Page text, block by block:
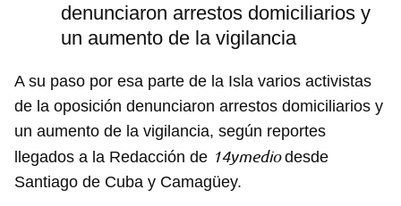
denunciaron arrestos domiciliarios y
un aumento de la vigilancia
A su paso por esa parte de la Isla varios activistas
de la oposición denunciaron arrestos domiciliarios y
un aumento de la vigilancia, según reportes
llegados a la Redacción de 14ymediodesde
Santiago de Cuba y Camagüey.